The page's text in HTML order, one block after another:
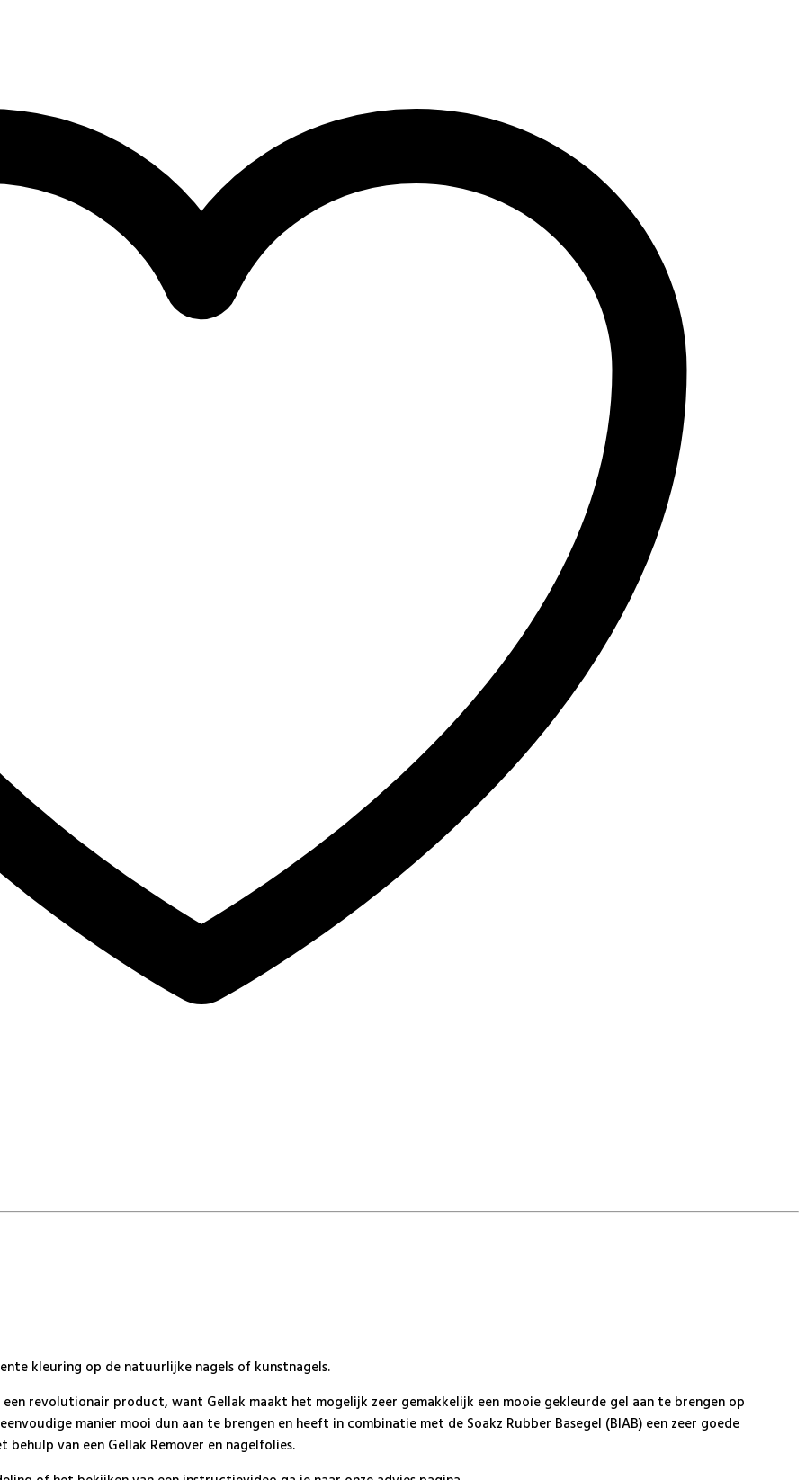
kleuring op de natuurlijke nagels of kunstnagels.
revolutionair product, want Gellak maakt het mogelijk zeer gemakkelijk een mooie gekleurde gel aan te brengen op
manier mooi dun aan te brengen en heeft in combinatie met de Soakz Rubber Basegel (BIAB) een zeer goede
van een Gellak Remover en nagelfolies.